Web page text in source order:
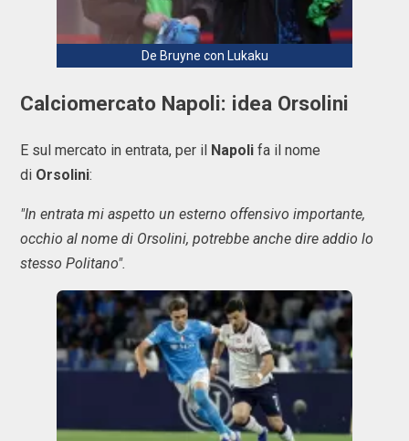
De Bruyne con Lukaku
Calciomercato Napoli: idea Orsolini
E sul mercato in entrata, per il Napoli fa il nome
di Orsolini:
"In entrata mi aspetto un esterno offensivo importante,
occhio al nome di Orsolini, potrebbe anche dire addio lo
stesso Politano".